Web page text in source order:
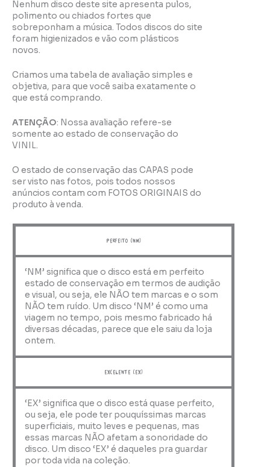
Nenhum disco deste site apresenta pulos,
polimento ou chiados fortes que
sobreponham a música. Todos discos do site
foram higienizados e vão com plásticos
novos.
Criamos uma tabela de avaliação simples e
objetiva, para que você saiba exatamente o
que está comprando.
ATENÇÃO: Nossa avaliação refere-se
somente ao estado de conservação do
VINIL.
O estado de conservação das CAPAS pode
ser visto nas fotos, pois todos nossos
anúncios contam com FOTOS ORIGINAIS do
produto à venda.
perfeito (NM)
‘NM’ significa que o disco está em perfeito
estado de conservação em termos de audição
e visual, ou seja, ele NÃO tem marcas e o som
NÃO tem ruído. Um disco ‘NM’ é como uma
viagem no tempo, pois mesmo fabricado há
diversas décadas, parece que ele saiu da loja
ontem.
Excelente (EX)
‘EX’ significa que o disco está quase perfeito,
ou seja, ele pode ter pouquíssimas marcas
superficiais, muito leves e pequenas, mas
essas marcas NÃO afetam a sonoridade do
disco. Um disco ‘EX’ é daqueles pra guardar
por toda vida na coleção.